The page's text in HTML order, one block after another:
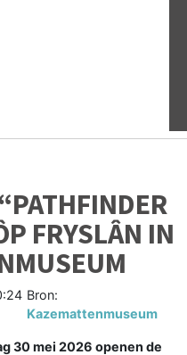
FRYSLÂN IN
Bron:
Kazemattenmuseum
30 mei 2026 openen de